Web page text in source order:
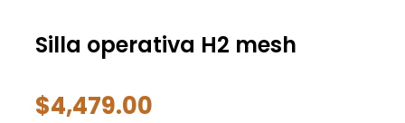
Silla operativa H2 mesh
$4,479.00